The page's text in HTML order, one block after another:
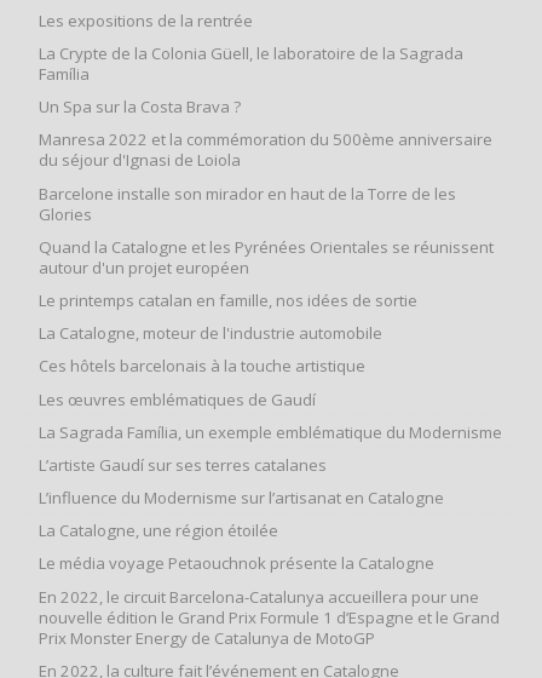
Les expositions de la rentrée
La Crypte de la Colonia Güell, le laboratoire de la Sagrada
Família
Un Spa sur la Costa Brava ?
Manresa 2022 et la commémoration du 500ème anniversaire
du séjour d'Ignasi de Loiola
Barcelone installe son mirador en haut de la Torre de les
Glories
Quand la Catalogne et les Pyrénées Orientales se réunissent
autour d'un projet européen
Le printemps catalan en famille, nos idées de sortie
La Catalogne, moteur de l'industrie automobile
Ces hôtels barcelonais à la touche artistique
Les œuvres emblématiques de Gaudí
La Sagrada Família, un exemple emblématique du Modernisme
L’artiste Gaudí sur ses terres catalanes
L’influence du Modernisme sur l’artisanat en Catalogne
La Catalogne, une région étoilée
Le média voyage Petaouchnok présente la Catalogne
En 2022, le circuit Barcelona-Catalunya accueillera pour une
nouvelle édition le Grand Prix Formule 1 d’Espagne et le Grand
Prix Monster Energy de Catalunya de MotoGP
En 2022, la culture fait l’événement en Catalogne